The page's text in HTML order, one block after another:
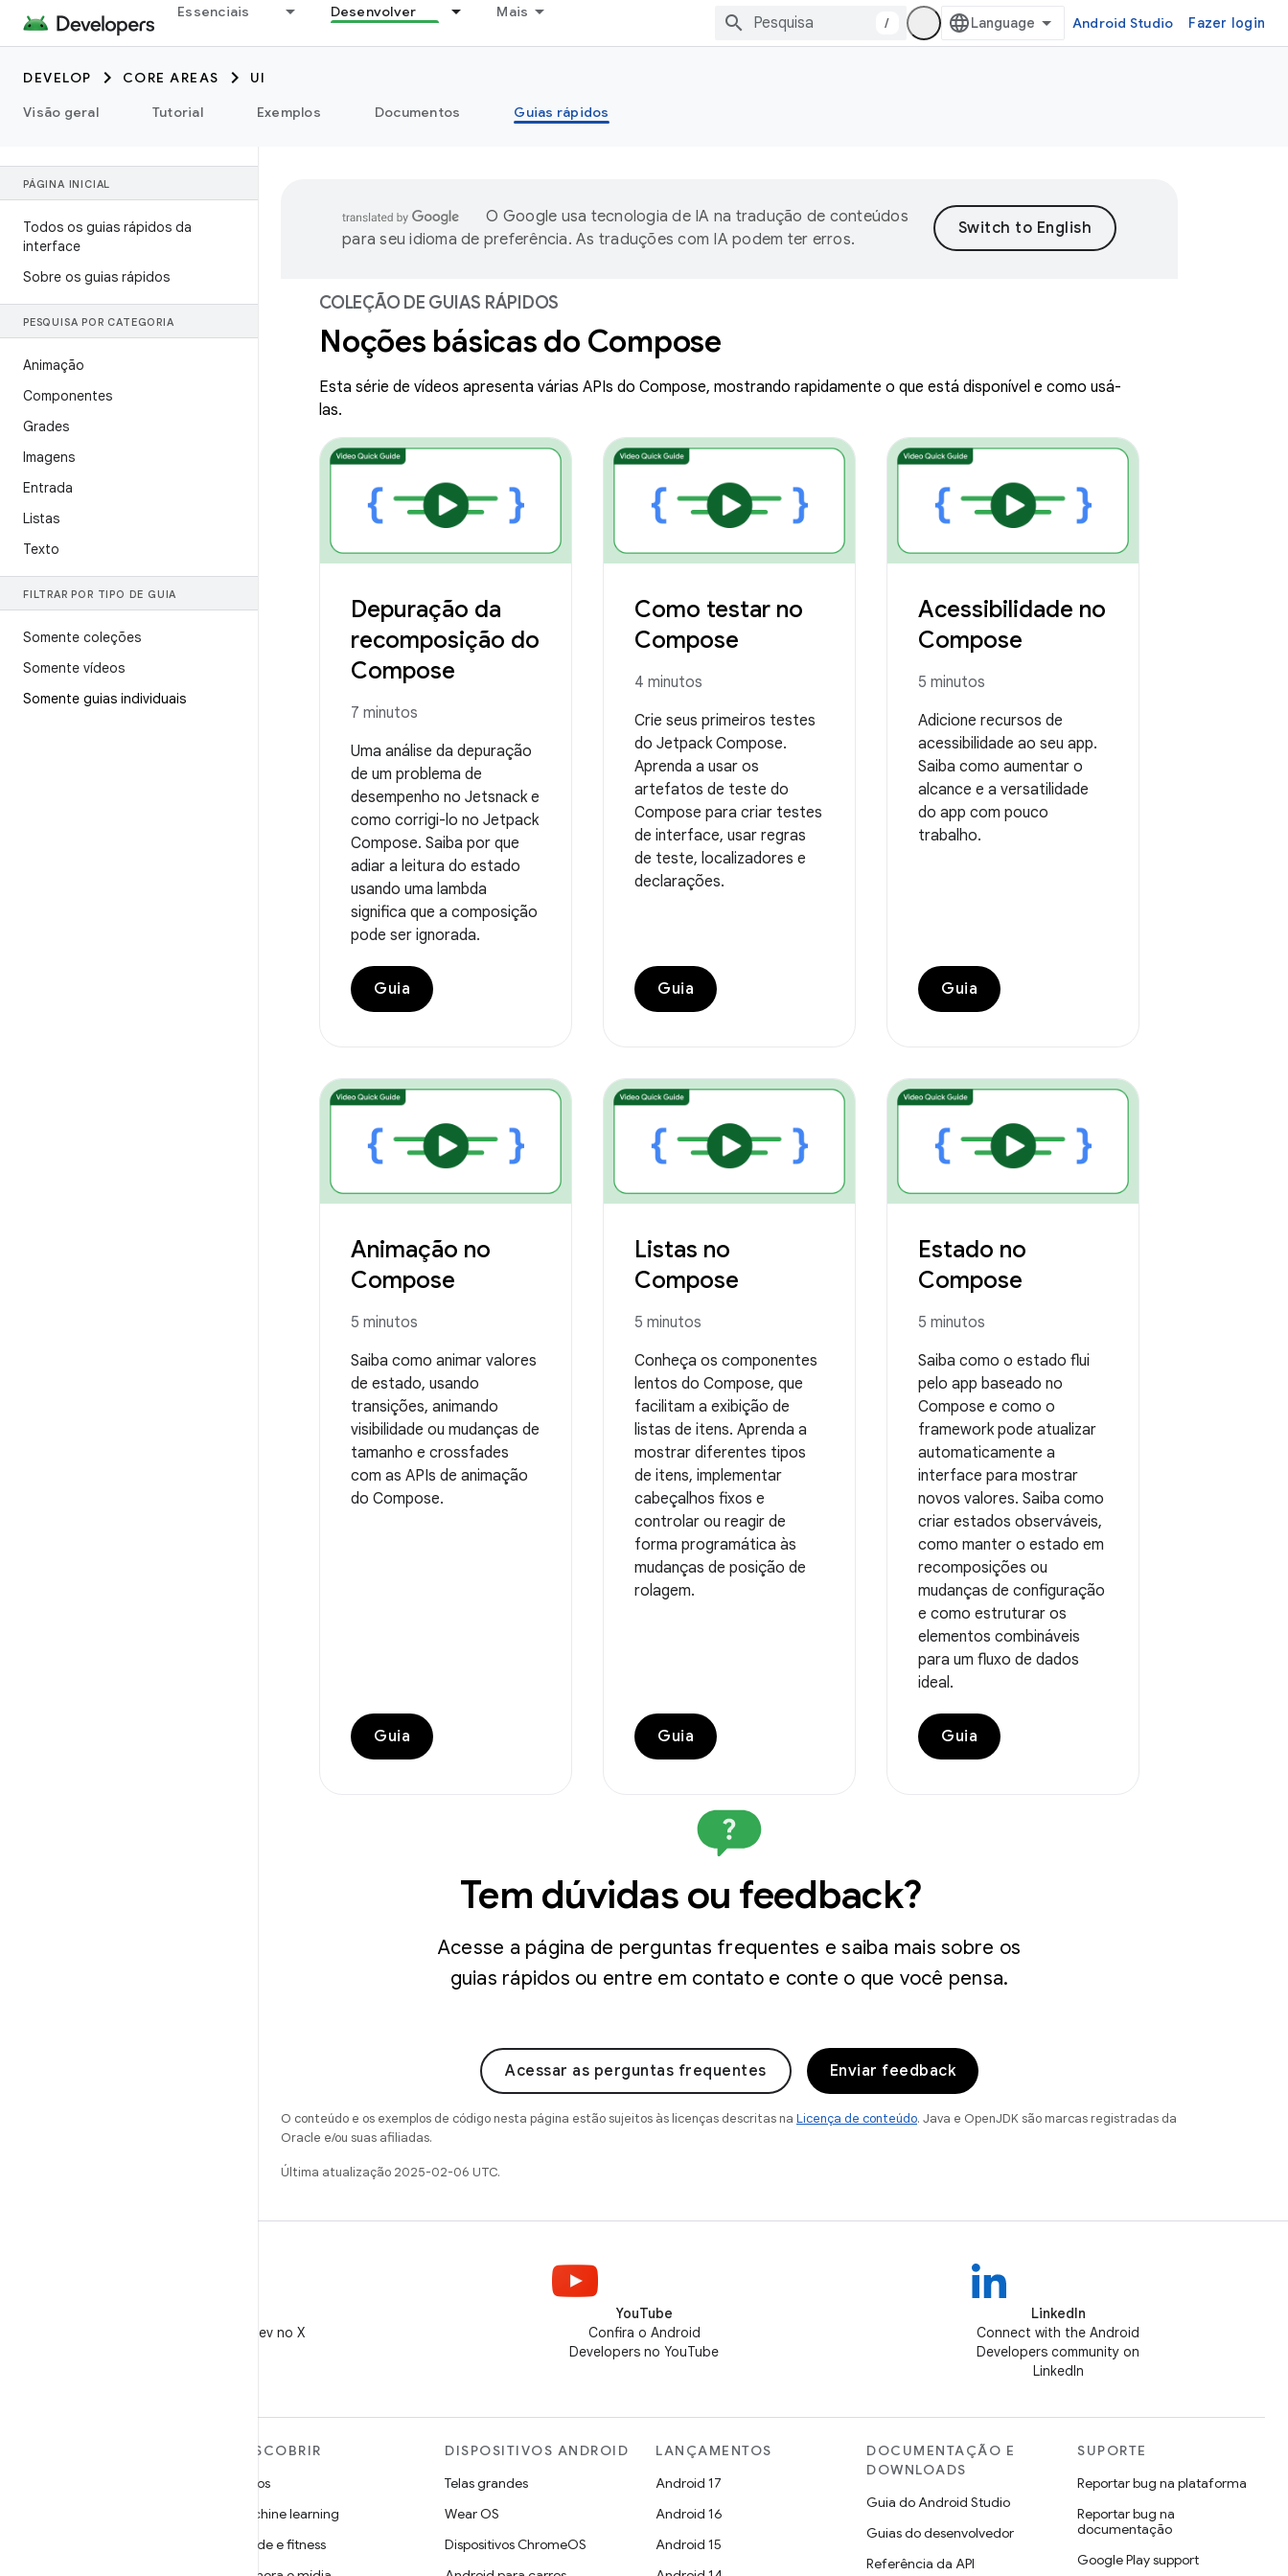
Essenciais Desenvolver Mais
/ Android Studio Fazer login
DEVELOP CORE AREAS
UI
Visão geral
Tutorial Exemplos Documentos Guias rápidos
PÁGINA INICIAL
Todos os guias rápidos da
interface
Sobre os guias rápidos
PESQUISA POR CATEGORIA
Animação
Componentes
Grades
Imagens
Entrada
Listas
Texto
FILTRAR POR TIPO DE GUIA
Somente coleções
Somente vídeos
Somente guias individuais
O Google usa tecnologia de IA na tradução de conteúdos
para seu idioma de preferência. As traduções com IA podem ter erros.
COLEÇÃO DE GUIAS RÁPIDOS
Noções básicas do Compose
Esta série de vídeos apresenta várias APIs do Compose, mostrando rapidamente o que está disponível e como usá-
las.
Depuração da
recomposição do
Compose
7 minutos
Uma análise da depuração
de um problema de
desempenho no Jetsnack e
como corrigi-lo no Jetpack
Compose. Saiba por que
adiar a leitura do estado
usando uma lambda
significa que a composição
pode ser ignorada.
Guia
Como testar no
Compose
4 minutos
Crie seus primeiros testes
do Jetpack Compose.
Aprenda a usar os
artefatos de teste do
Compose para criar testes
de interface, usar regras
de teste, localizadores e
declarações.
Guia
Acessibilidade no
Compose
5 minutos
Adicione recursos de
acessibilidade ao seu app.
Saiba como aumentar o
alcance e a versatilidade
do app com pouco
trabalho.
Guia
Animação no
Compose
5 minutos
Saiba como animar valores
de estado, usando
transições, animando
visibilidade ou mudanças de
tamanho e crossfades
com as APIs de animação
do Compose.
Guia
Listas no
Compose
5 minutos
Conheça os componentes
lentos do Compose, que
facilitam a exibição de
listas de itens. Aprenda a
mostrar diferentes tipos
de itens, implementar
cabeçalhos fixos e
controlar ou reagir de
forma programática às
mudanças de posição de
rolagem.
Guia
Estado no
Compose
5 minutos
Saiba como o estado flui
pelo app baseado no
Compose e como o
framework pode atualizar
automaticamente a
interface para mostrar
novos valores. Saiba como
criar estados observáveis,
como manter o estado em
recomposições ou
mudanças de configuração
e como estruturar os
elementos combináveis
para um fluxo de dados
ideal.
Guia
Tem dúvidas ou feedback?
Acesse a página de perguntas frequentes e saiba mais sobre os
guias rápidos ou entre em contato e conte o que você pensa.
Acessar as perguntas frequentes Enviar feedback
O conteúdo e os exemplos de código nesta página estão sujeitos às licenças descritas na Licença de conteúdo. Java e OpenJDK são marcas registradas da
Oracle e/ou suas afiliadas.
Última atualização 2025-02-06 UTC.
Siga @AndroidDev no X
YouTube
Confira o Android
Developers no YouTube
LinkedIn
Connect with the Android
Developers community on
LinkedIn
DESCOBRIR
Jogos
Machine learning
Saúde e fitness
DISPOSITIVOS ANDROID
Telas grandes
Wear OS
Dispositivos ChromeOS
LANÇAMENTOS
Android 17
Android 16
Android 15
DOCUMENTAÇÃO E
DOWNLOADS
Guia do Android Studio
Guias do desenvolvedor
Referência da API
SUPORTE
Reportar bug na plataforma
Reportar bug na
documentação
Google Play support